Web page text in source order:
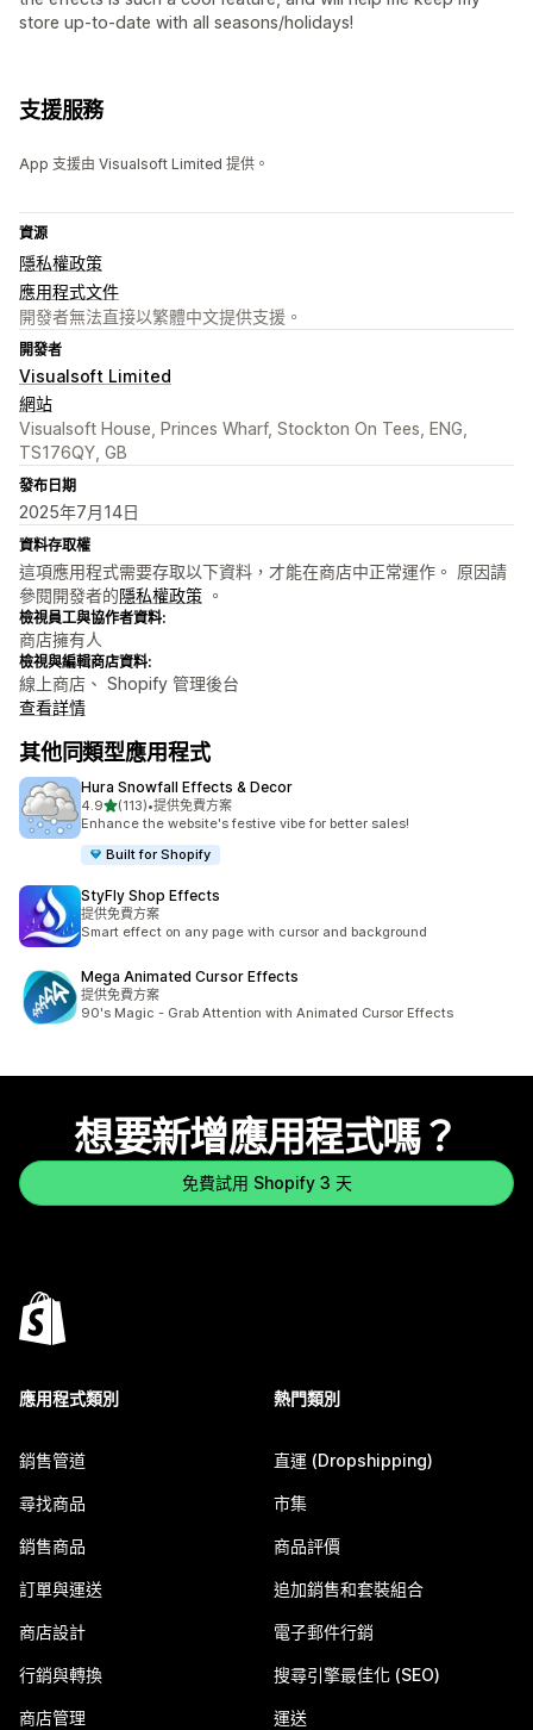
store up-to-date with all seasons/holidays!
支援服務
App 支援由 Visualsoft Limited 提供。
資源
隱私權政策
應用程式文件
開發者無法直接以繁體中文提供支援。
開發者
Visualsoft Limited
網站
Visualsoft House, Princes Wharf, Stockton On Tees, ENG,
TS176QY, GB
發布日期
2025年7月14日
資料存取權
這項應用程式需要存取以下資料，才能在商店中正常運作。 原因請
參閱開發者的隱私權政策 。
檢視員工與協作者資料:
商店擁有人
檢視與編輯商店資料:
線上商店、 Shopify 管理後台
查看詳情
其他同類型應用程式
Hura Snowfall Effects & Decor
4.9滿分 5 顆星
(113)
共有 113 則評價
•提供免費方案
Enhance the website's festive vibe for better sales!
Built for Shopify
StyFly Shop Effects
提供免費方案
Smart effect on any page with cursor and background
Mega Animated Cursor Effects
提供免費方案
90's Magic - Grab Attention with Animated Cursor Effects
想要新增應用程式嗎？
免費試用 Shopify 3 天
應用程式類別
銷售管道
尋找商品
銷售商品
訂單與運送
商店設計
行銷與轉換
商店管理
熱門類別
直運 (Dropshipping)
市集
商品評價
追加銷售和套裝組合
電子郵件行銷
搜尋引擎最佳化 (SEO)
運送